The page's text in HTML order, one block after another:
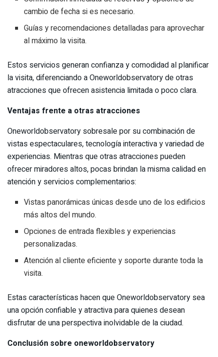
cambio de fecha si es necesario.
Guías y recomendaciones detalladas para aprovechar
al máximo la visita.
Estos servicios generan confianza y comodidad al planificar
la visita, diferenciando a Oneworldobservatory de otras
atracciones que ofrecen asistencia limitada o poco clara.
Ventajas frente a otras atracciones
Oneworldobservatory sobresale por su combinación de
vistas espectaculares, tecnología interactiva y variedad de
experiencias. Mientras que otras atracciones pueden
ofrecer miradores altos, pocas brindan la misma calidad en
atención y servicios complementarios:
Vistas panorámicas únicas desde uno de los edificios
más altos del mundo.
Opciones de entrada flexibles y experiencias
personalizadas.
Atención al cliente eficiente y soporte durante toda la
visita.
Estas características hacen que Oneworldobservatory sea
una opción confiable y atractiva para quienes desean
disfrutar de una perspectiva inolvidable de la ciudad.
Conclusión sobre oneworldobservatory